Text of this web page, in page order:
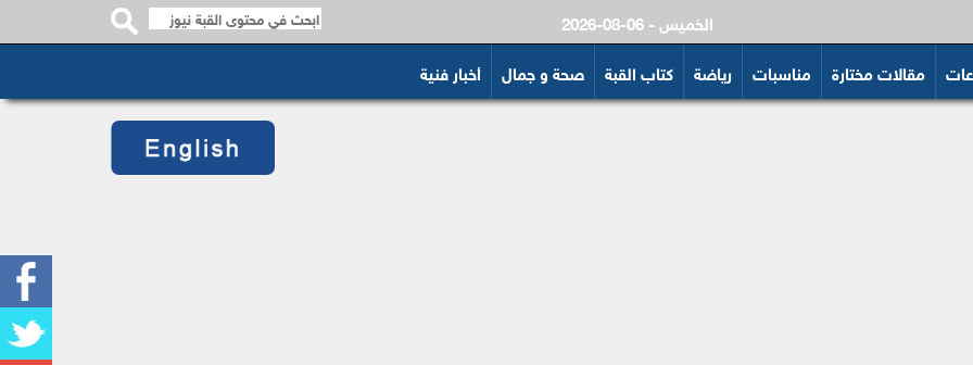
2026-08-06 - الخميس
مقالات مختارة مناسبات رياضة كتاب القبة صحة و جمال أخبار فنية